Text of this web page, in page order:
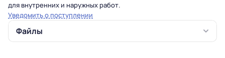
для внутренних и наружных работ.
Уведомить о поступлении
Файлы